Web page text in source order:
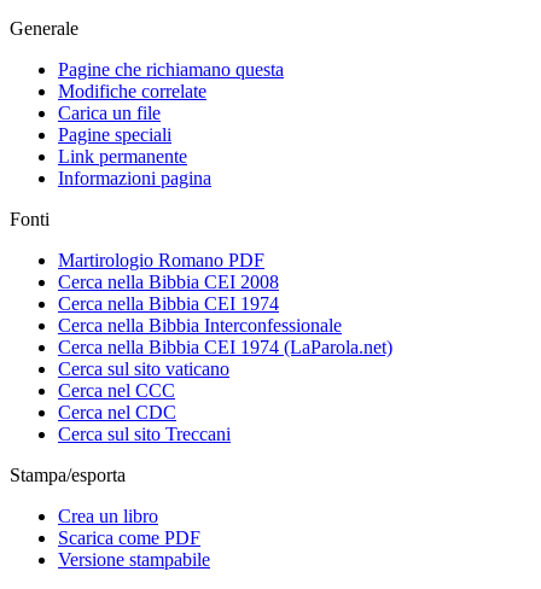
Generale
Pagine che richiamano questa
Modifiche correlate
Carica un file
Pagine speciali
Link permanente
Informazioni pagina
Fonti
Martirologio Romano PDF
Cerca nella Bibbia CEI 2008
Cerca nella Bibbia CEI 1974
Cerca nella Bibbia Interconfessionale
Cerca nella Bibbia CEI 1974 (LaParola.net)
Cerca sul sito vaticano
Cerca nel CCC
Cerca nel CDC
Cerca sul sito Treccani
Stampa/esporta
Crea un libro
Scarica come PDF
Versione stampabile